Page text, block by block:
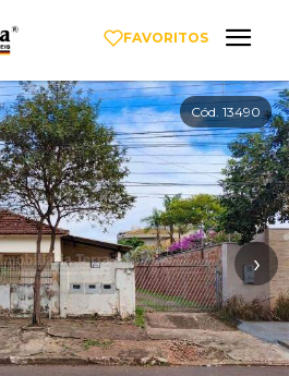
FAVORITOS
Cód. 13490
›